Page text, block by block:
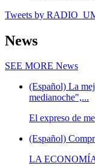
Tweets by
News
SEE MORE News
(Español) La
medianoche",...
El expreso de
(Español)
LA